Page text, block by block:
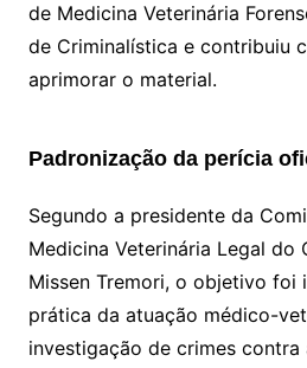
de Medicina Veterinária
de Criminalística e contribuiu
aprimorar o material.
Padronização da perícia
Segundo a presidente da
Medicina Veterinária Legal do
Missen Tremori, o objetivo foi
prática da atuação médico-
investigação de crimes contra